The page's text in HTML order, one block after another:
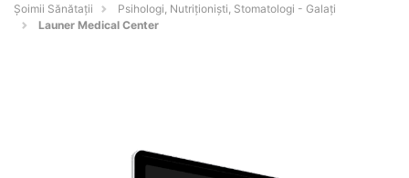
Şoimii Sănătații
Psihologi, Nutriționiști, Stomatologi - Galaţi
Launer Medical Center